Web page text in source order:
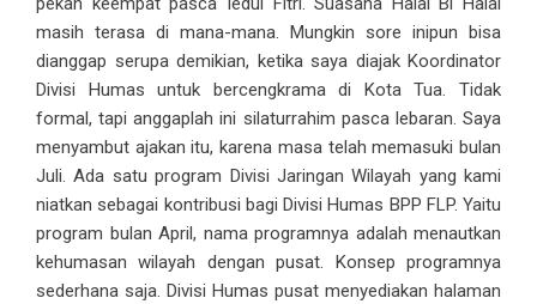
masih terasa di mana-mana. Mungkin sore inipun bisa
dianggap serupa demikian, ketika saya diajak Koordinator
Divisi Humas untuk bercengkrama di Kota Tua. Tidak
formal, tapi anggaplah ini silaturrahim pasca lebaran. Saya
menyambut ajakan itu, karena masa telah memasuki bulan
Juli. Ada satu program Divisi Jaringan Wilayah yang kami
niatkan sebagai kontribusi bagi Divisi Humas BPP FLP. Yaitu
program bulan April, nama programnya adalah menautkan
kehumasan wilayah dengan pusat. Konsep programnya
sederhana saja. Divisi Humas pusat menyediakan halaman